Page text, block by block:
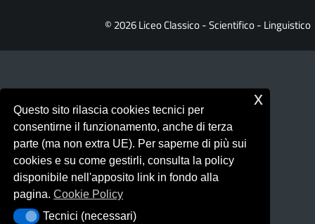
© 2026 Liceo Classico - Scientifico - Linguistico
Questo sito rilascia cookies tecnici per
consentirne il funzionamento, anche di terza
parte (ma non extra UE). Per saperne di più sui
cookies e su come gestirli, consulta la policy
disponibile nell'apposito link in fondo alla
pagina.Cookie Policy
Tecnici (necessari)
Tecnici (necessari)
x